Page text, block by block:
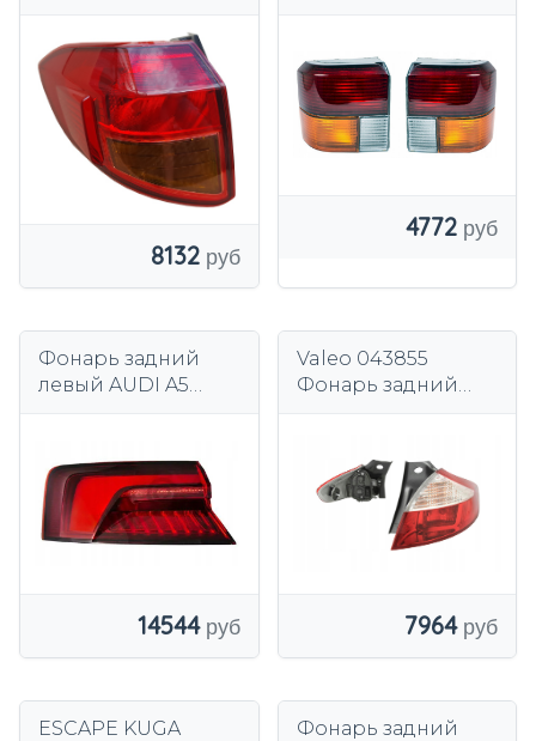
ГОДА-
8132
4772
Фонарь задний
левый AUDI A5
14544
Valeo 043855
Фонарь задний
7964
ESCAPE KUGA
Фонарь задний